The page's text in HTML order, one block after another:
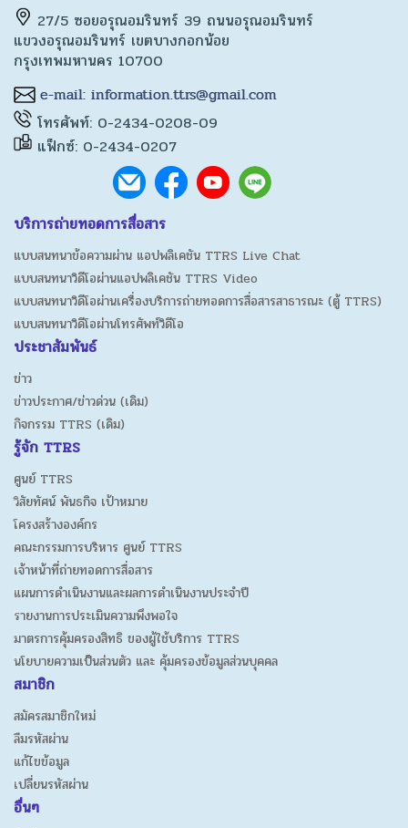
27/5 ซอยอรุณอมรินทร์ 39 ถนนอรุณอมรินทร์
แขวงอรุณอมรินทร์ เขตบางกอกน้อย
กรุงเทพมหานคร 10700
โทรศัพท์: 0-2434-0208-09
แฟ็กซ์: 0-2434-0207
บริการถ่ายทอดการสื่อสาร
แบบสนทนาข้อความผ่าน แอปพลิเคชัน TTRS Live Chat
แบบสนทนาวิดีโอผ่านแอปพลิเคชัน TTRS Video
แบบสนทนาวิดีโอผ่านเครื่องบริการถ่ายทอดการสื่อสารสาธารณะ (ตู้ TTRS)
แบบสนทนาวิดีโอผ่านโทรศัพท์วิดีโอ
ประชาสัมพันธ์
ข่าว
ข่าวประกาศ/ข่าวด่วน (เดิม)
กิจกรรม TTRS (เดิม)
รู้จัก TTRS
ศูนย์ TTRS
วิสัยทัศน์ พันธกิจ เป้าหมาย
โครงสร้างองค์กร
คณะกรรมการบริหาร ศูนย์ TTRS
เจ้าหน้าที่ถ่ายทอดการสื่อสาร
แผนการดำเนินงานและผลการดำเนินงานประจำปี
รายงานการประเมินความพึงพอใจ
มาตรการคุ้มครองสิทธิ ของผู้ใช้บริการ TTRS
นโยบายความเป็นส่วนตัว และ คุ้มครองข้อมูลส่วนบุคคล
สมาชิก
สมัครสมาชิกใหม่
ลืมรหัสผ่าน
แก้ไขข้อมูล
เปลี่ยนรหัสผ่าน
อื่นๆ